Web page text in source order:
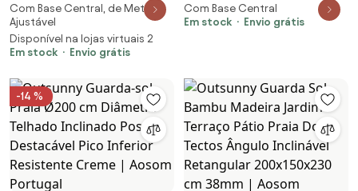
com Manivela de Alumínio com
Tela de Poliéster para Jardím
Pátio Terraço - Φ270x235 cm |
Aosom Portugal
Com Base Central, de Metal,
Ajustável
Disponível na lojas virtuais 2
Em stock
Envio grátis
com 36 Luzes LED Solares 4x2
m Manivela UPF50+ Chapéu de
Com Base Central
Em stock
Envio grátis
-14 %